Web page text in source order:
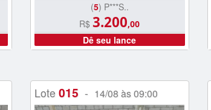
(5) P***S..
R$3.200,00
Dê seu lance
Lote 015 - 14/08 às 09:00